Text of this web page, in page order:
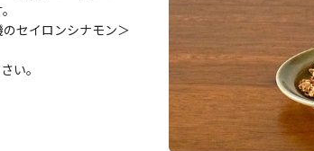
セイロンシナモン＞
い。